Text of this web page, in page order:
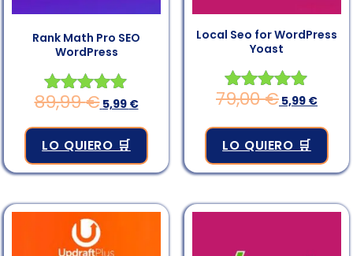
Rank Math Pro SEO
WordPress
Valorado en
89,99€ 5,99 €
LO QUIERO 🛒
Local Seo for WordPress
Yoast
Valorado en
de 5
79,00€ 5,99 €
LO QUIERO 🛒